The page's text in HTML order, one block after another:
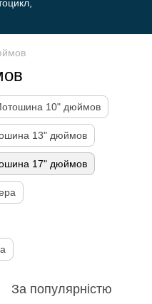
10" дюймов
13" дюймов
17" дюймов
За популярністю